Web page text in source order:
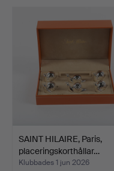
SAINT HILAIRE, Paris,
placeringskorthållar…
Klubbades 1 jun 2026